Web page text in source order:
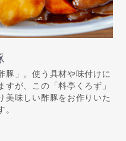
豚」。使う具材や味付けに
が、この「料亭くろず」
美味しい酢豚をお作りいた
。